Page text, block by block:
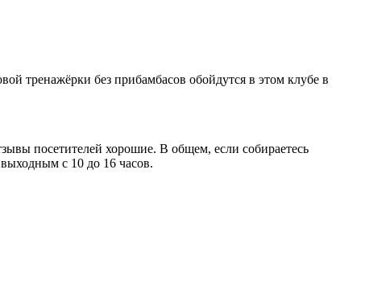
тренажёрки без прибамбасов обойдутся в этом клубе в
посетителей хорошие. В общем, если собираетесь
с 10 до 16 часов.